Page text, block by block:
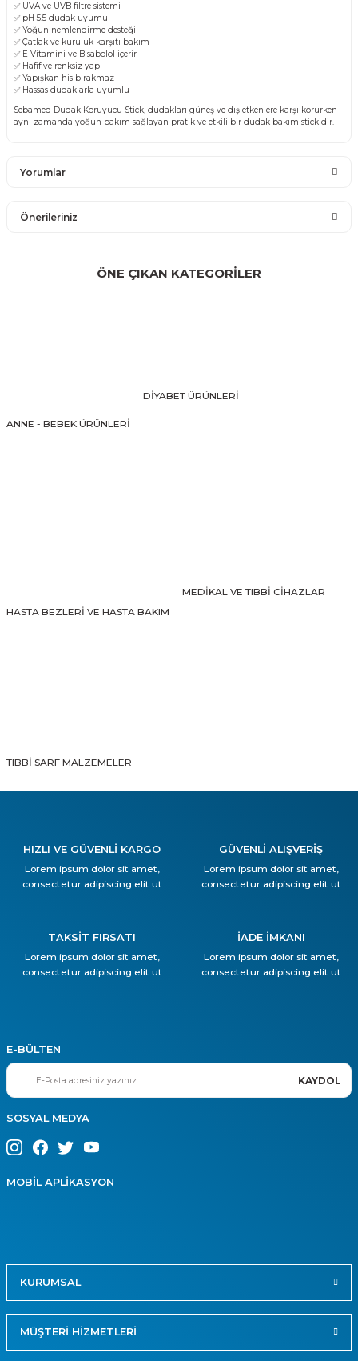
✅ UVA ve UVB filtre sistemi
✅ pH 5.5 dudak uyumu
✅ Yoğun nemlendirme desteği
✅ Çatlak ve kuruluk karşıtı bakım
✅ E Vitamini ve Bisabolol içerir
✅ Hafif ve renksiz yapı
✅ Yapışkan his bırakmaz
✅ Hassas dudaklarla uyumlu
Sebamed Dudak Koruyucu Stick, dudakları güneş ve dış etkenlere karşı korurken
aynı zamanda yoğun bakım sağlayan pratik ve etkili bir dudak bakım stickidir.
Yorumlar
Önerileriniz
konularda yetersiz gördüğünüz noktaları öneri formunu
kullanarak tarafımıza iletebilirsiniz.
Bu ürüne benzer farklı alternatifler olmalı.
ÖNE ÇIKAN KATEGORİLER
ANNE - BEBEK ÜRÜNLERİ
DİYABET ÜRÜNLERİ
HASTA BEZLERİ VE HASTA BAKIM
MEDİKAL VE TIBBİ CİHAZLAR
TIBBİ SARF MALZEMELER
HIZLI VE GÜVENLİ KARGO
Lorem ipsum dolor sit amet,
consectetur adipiscing elit ut
GÜVENLİ ALIŞVERİŞ
Lorem ipsum dolor sit amet,
consectetur adipiscing elit ut
TAKSİT FIRSATI
Lorem ipsum dolor sit amet,
consectetur adipiscing elit ut
İADE İMKANI
Lorem ipsum dolor sit amet,
consectetur adipiscing elit ut
E-BÜLTEN
KAYDOL
SOSYAL MEDYA
MOBİL APLİKASYON
KURUMSAL
MÜŞTERİ HİZMETLERİ